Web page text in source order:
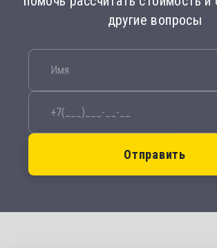
другие вопросы
Отправить